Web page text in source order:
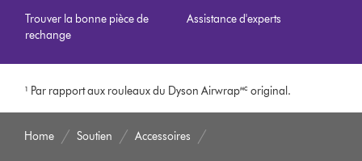
Trouver la bonne pièce de
rechange
Assistance d'experts
¹ Par rapport aux rouleaux du Dyson Airwrap🅪 original.
Home Soutien Accessoires